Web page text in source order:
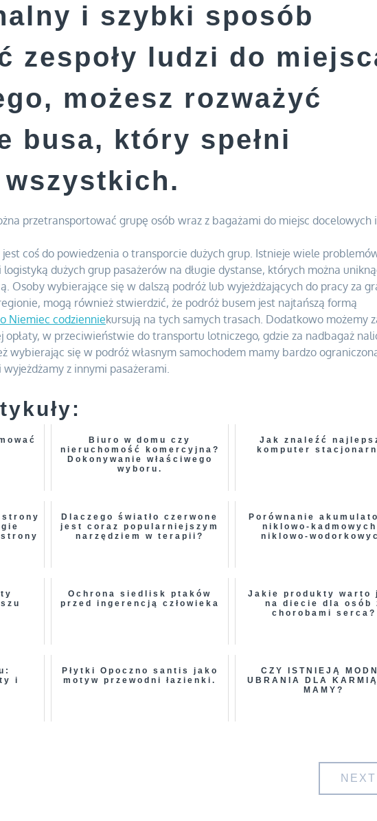
i szybki sposób
zespoły ludzi do
możesz rozważyć
busa, który spełni
przetransportować grupę osób wraz z bagażami do miejsc docelowych
coś do powiedzenia o transporcie dużych grup. Istnieje wiele
dużych grup pasażerów na długie dystanse, których można
Osoby wybierające się w dalszą podróż lub wyjeżdżających do pracy za
mogą również stwierdzić, że podróż busem jest najtańszą formą
Niemiec codzienniekursują na tych samych trasach. Dodatkowo możemy
opłaty, w przeciwieństwie do transportu lotniczego, gdzie za nadbagaż
wybierając się w podróż własnym samochodem mamy bardzo
z innymi pasażerami.
Biuro w domu czy
nieruchomość komercyjna?
Dokonywanie właściwego
wyboru.
Jak znaleźć
komputer
Dlaczego światło czerwone
jest coraz popularniejszym
narzędziem w terapii?
Porównanie
niklowo-
niklowo-
Ochrona siedlisk ptaków
przed ingerencją człowieka
Jakie produkty warto
na diecie dla osób
chorobami serca?
i
Płytki Opoczno santis jako
motyw przewodni łazienki.
CZY ISTNIEJĄ
UBRANIA DLA
MAMY?
NEXT